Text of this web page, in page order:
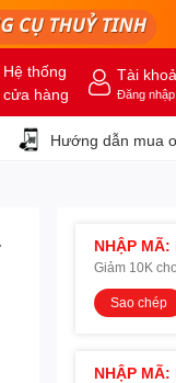
Hệ thống
cửa hàng
Tài
Đăng nhập
Hướng dẫn mua
NHẬP MÃ:
Giảm 10K
Sao chép
NHẬP MÃ: